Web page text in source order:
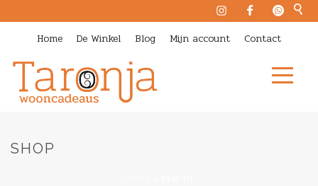
Home De Winkel Blog Mijn account Contact
SHOP